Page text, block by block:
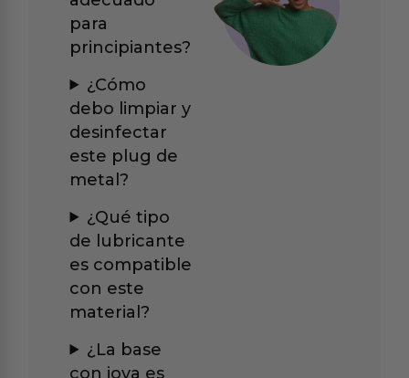
para
principiantes?
¿Cómo
debo limpiar y
desinfectar
este plug de
metal?
¿Qué tipo
de lubricante
es compatible
con este
material?
¿La base
con joya es